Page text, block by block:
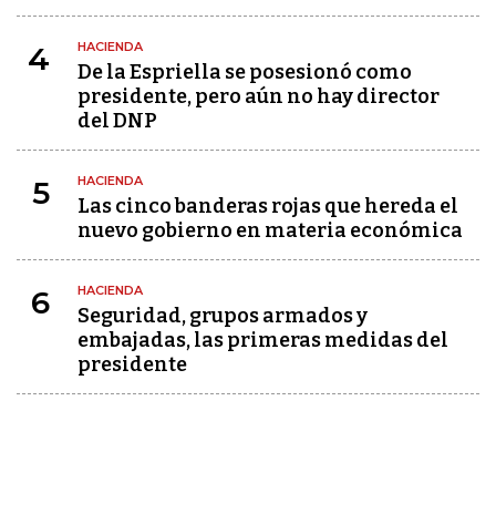
4 HACIENDA
De la Espriella se posesionó como
presidente, pero aún no hay director
del DNP
5 HACIENDA
Las cinco banderas rojas que hereda el
nuevo gobierno en materia económica
6 HACIENDA
Seguridad, grupos armados y
embajadas, las primeras medidas del
presidente